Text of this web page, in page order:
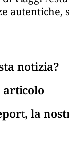
autentiche,
notizia?
articolo
la